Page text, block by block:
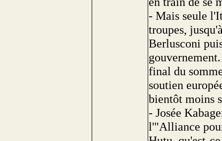
- Mais seule
troupes,
Berlusconi
final du
soutien
bientôt moins
- Josée
l'"Alliance